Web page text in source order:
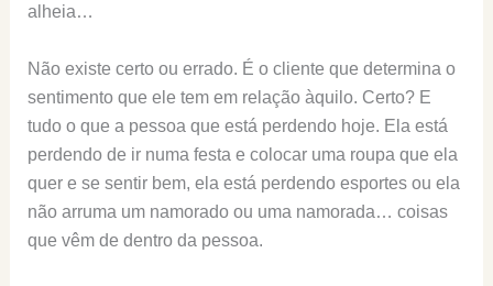
alheia…
Não existe certo ou errado. É o cliente que determina o
sentimento que ele tem em relação àquilo. Certo? E
tudo o que a pessoa que está perdendo hoje. Ela está
perdendo de ir numa festa e colocar uma roupa que ela
quer e se sentir bem, ela está perdendo esportes ou ela
não arruma um namorado ou uma namorada… coisas
que vêm de dentro da pessoa.